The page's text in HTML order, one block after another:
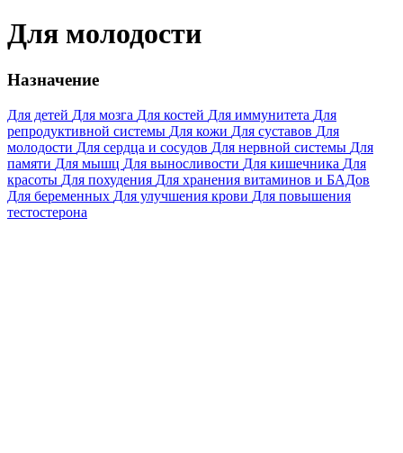
Для молодости
Назначение
Для детей Для мозга Для костей Для иммунитета Для
репродуктивной системы Для кожи Для суставов Для
молодости Для сердца и сосудов Для нервной системы Для
памяти Для мышц Для выносливости Для кишечника Для
красоты Для похудения Для хранения витаминов и БАДов
Для беременных Для улучшения крови Для повышения
тестостерона